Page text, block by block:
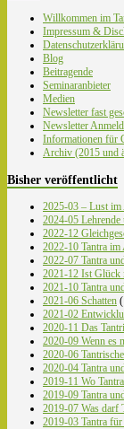
Willkommen im
Impressum &
Blog
Beitragende
Seminaranbieter
Medien
Newsletter fast
Newsletter
Informationen für
Archiv (2015 und
Bisher veröffentlicht
2025-03 – Lust im
2024-05 Lehrende
2022-12
2022-10 Tantra
2022-07 Tantra
2021-12 Ist Glück
2021-10 Tantra
2021-06 Schatten
2021-02
2020-11 Das
2020-09 Wenn es
2020-06
2020-04 Tantra
2019-11 Wo
2019-09 Tantra
2019-07 Was darf
2019-03 Tantra